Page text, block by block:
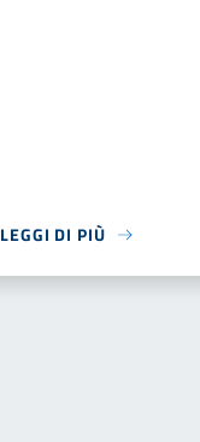
LEGGI DI PIÙ